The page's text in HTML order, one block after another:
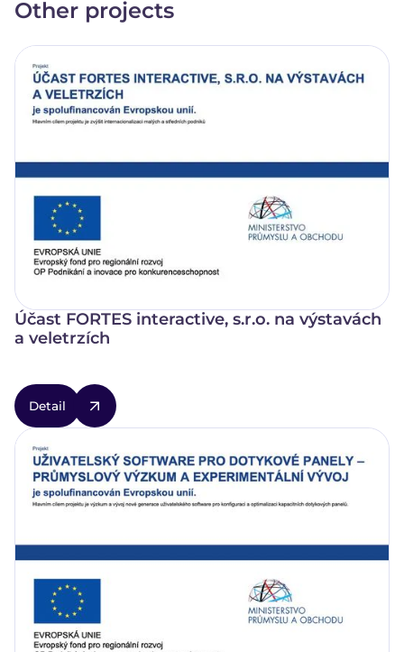
Other projects
Účast FORTES interactive, s.r.o. na výstavách
a veletrzích
Detail